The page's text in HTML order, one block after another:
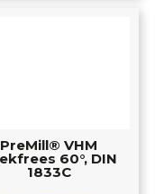
PreMill® VHM
60°, DIN
1833C